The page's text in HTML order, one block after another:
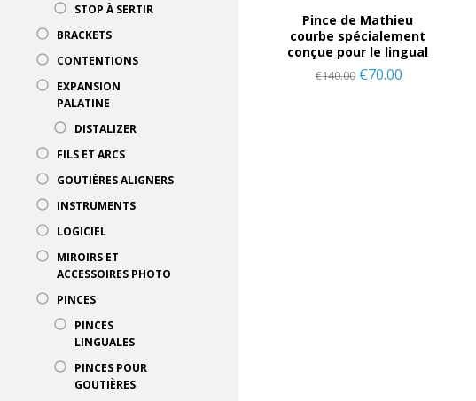
Pince de Mathieu
courbe spécialement
conçue pour le lingual
€140.00 €70.00
STOP À SERTIR
BRACKETS
CONTENTIONS
EXPANSION
PALATINE
DISTALIZER
FILS ET ARCS
GOUTIÈRES ALIGNERS
INSTRUMENTS
LOGICIEL
MIROIRS ET
ACCESSOIRES PHOTO
PINCES
PINCES
LINGUALES
PINCES POUR
GOUTIÈRES